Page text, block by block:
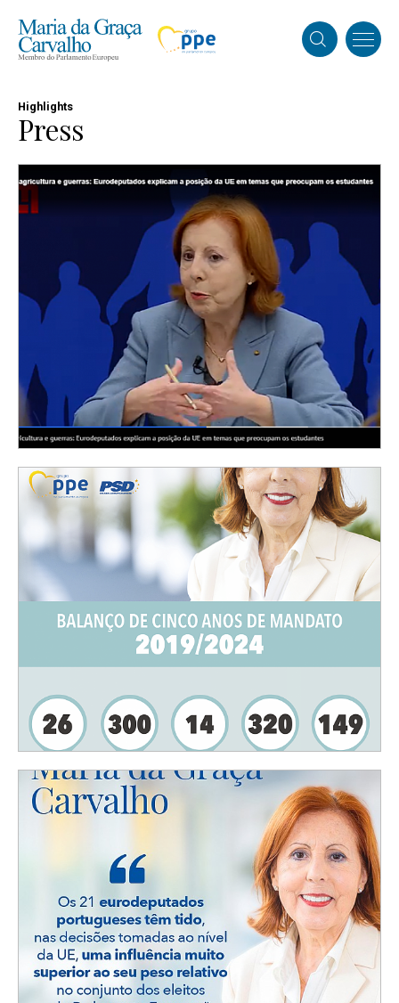
Highlights
Press
Imigrantes, agricultura e guerras:
Eurodeputados explicam a posição da UE em
temas que preocupam os estudantes
INCLUDES
Balanço de cinco anos de mandato: Relatório
de atividades 2019/2024
PRESS RELEASES| 28-03-2024in Newsletter